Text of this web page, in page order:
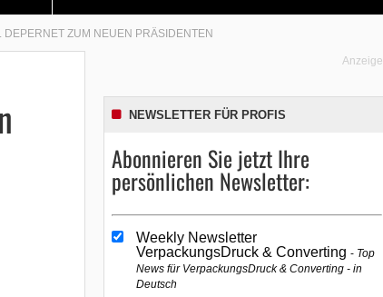
DEPERNET ZUM NEUEN PRÄSIDENTEN
Anzeige
NEWSLETTER FÜR PROFIS
Abonnieren Sie jetzt Ihre
persönlichen Newsletter:
Weekly Newsletter
VerpackungsDruck & Converting Top
News für VerpackungsDruck & Converting - in
Deutsch